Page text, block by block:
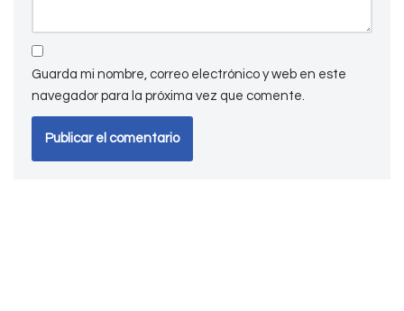
Guarda mi nombre, correo electrónico y web en este
navegador para la próxima vez que comente.